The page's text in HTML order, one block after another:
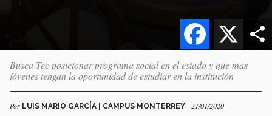
X
Facebook
Busca Tec posicionar programa social en el estado y que más
jóvenes tengan la oportunidad de estudiar en la institución
Por LUIS MARIO GARCÍA | CAMPUS MONTERREY - 21/01/2020